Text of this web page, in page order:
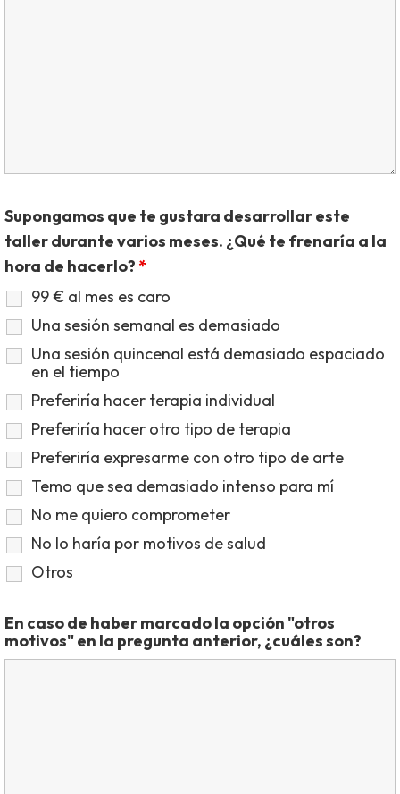
Supongamos que te gustara desarrollar este
taller durante varios meses. ¿Qué te frenaría a la
hora de hacerlo? *
99 € al mes es caro
Una sesión semanal es demasiado
Una sesión quincenal está demasiado espaciado
en el tiempo
Preferiría hacer terapia individual
Preferiría hacer otro tipo de terapia
Preferiría expresarme con otro tipo de arte
Temo que sea demasiado intenso para mí
No me quiero comprometer
No lo haría por motivos de salud
Otros
En caso de haber marcado la opción "otros
motivos" en la pregunta anterior, ¿cuáles son?